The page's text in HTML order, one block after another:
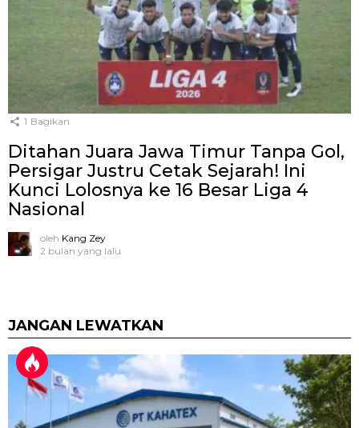
1 Bagikan
Ditahan Juara Jawa Timur Tanpa Gol,
Persigar Justru Cetak Sejarah! Ini
Kunci Lolosnya ke 16 Besar Liga 4
Nasional
oleh Kang Zey
2 bulan yang lalu
JANGAN LEWATKAN